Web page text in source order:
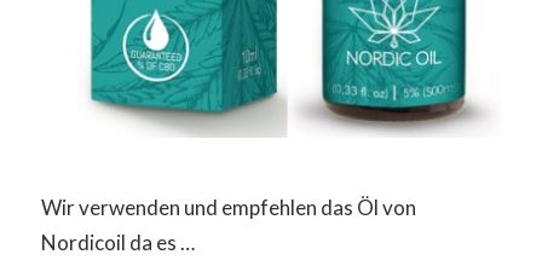
Wir verwenden und empfehlen das Öl von
Nordicoil da es …